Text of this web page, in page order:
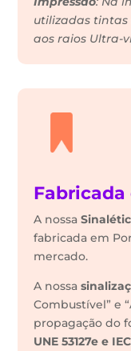
utilizadas
aos raios Ultra-
A nossa
fabricada em
mercado.
A nossa
Combustível” e
propagação do
UNE 53127e e